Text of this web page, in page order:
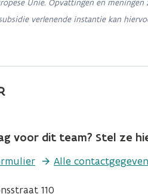
Unie. Opvattingen en
verlenende instantie kan
voor dit team? Stel ze
Alle
110